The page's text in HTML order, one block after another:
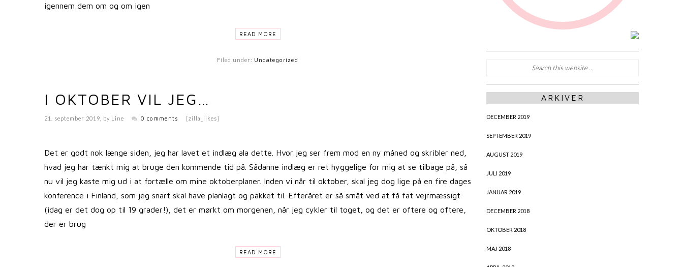
igennem dem om og om igen
READ MORE
Filed under: Uncategorized
I OKTOBER VIL JEG…
21. september 2019 , by Line 0 comments [zilla_likes]
Det er godt nok længe siden, jeg har lavet et indlæg ala dette. Hvor jeg ser frem mod en ny måned og skribler ned,
hvad jeg har tænkt mig at bruge den kommende tid på. Sådanne indlæg er ret hyggelige for mig at se tilbage på, så
nu vil jeg kaste mig ud i at fortælle om mine oktoberplaner. Inden vi når til oktober, skal jeg dog lige på en fire dages
konference i Finland, som jeg snart skal have planlagt og pakket til. Efteråret er så småt ved at få fat vejrmæssigt
(idag er det dog op til 19 grader!), det er mørkt om morgenen, når jeg cykler til toget, og det er oftere og oftere,
der er brug
READ MORE
ARKIVER
DECEMBER 2019
SEPTEMBER 2019
AUGUST 2019
JULI 2019
JANUAR 2019
DECEMBER 2018
OKTOBER 2018
MAJ 2018